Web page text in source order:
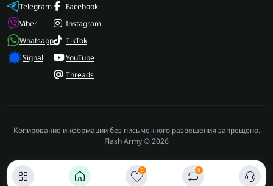
0 0
Telegram
Viber
Whatsapp
Signal
Facebook
Instagram
TikTok
YouTube
Threads
Копирование информации без письменного разрешения запрещено.
Flash Army © 2026